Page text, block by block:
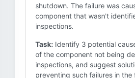
shutdown. The failure was
component that wasn't
inspections.
Task: Identify 3 potential
of the component not being
inspections, and suggest
preventing such failures in the